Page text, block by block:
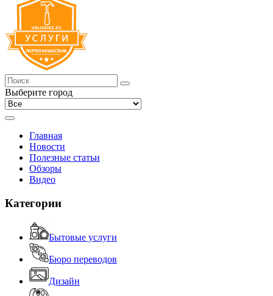
Выберите город
Главная
Новости
Полезные статьи
Обзоры
Видео
Категории
Бытовые услуги
Бюро переводов
Дизайн